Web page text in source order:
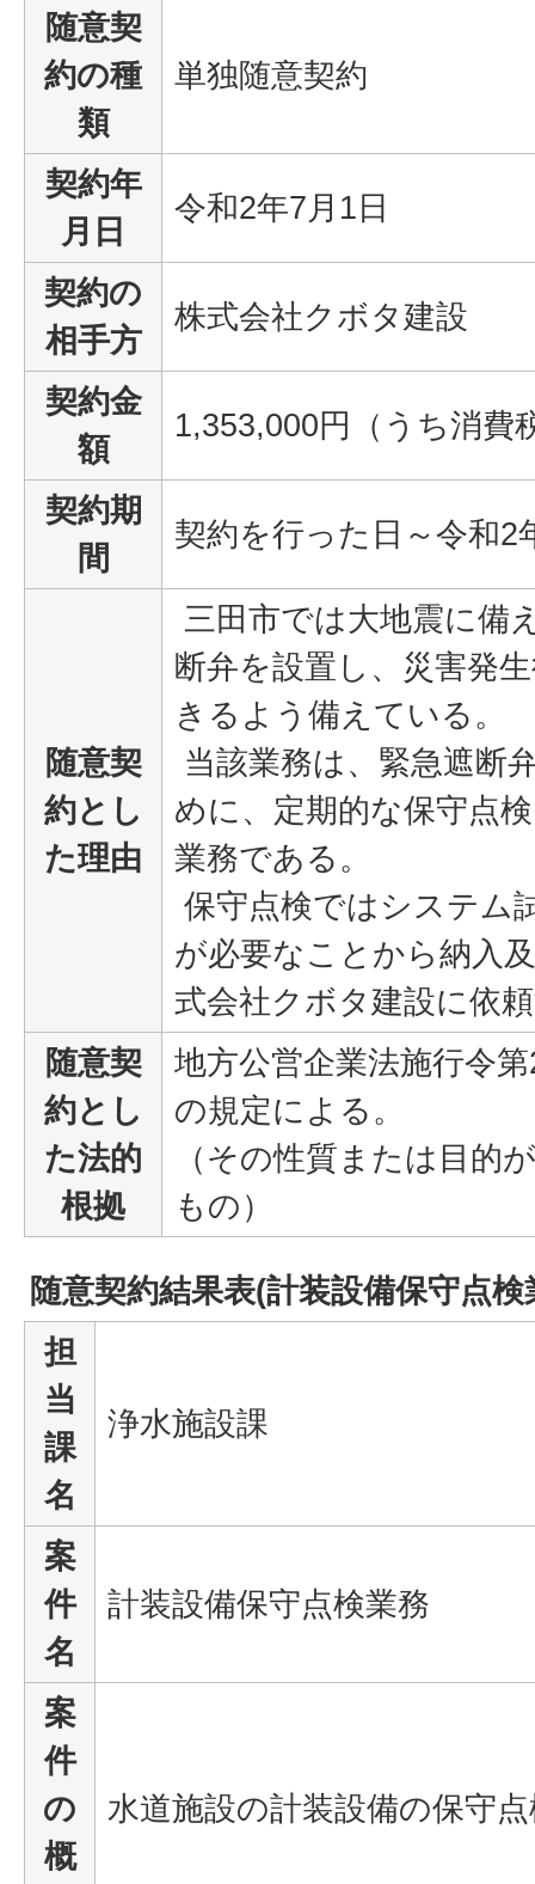
随意契
約の種
類
単独随意契約
契約年
月日
令和2年7月1日
契約の
相手方
株式会社クボタ建設
契約金
額
1,353,000円（うち消費
契約期
間
契約を行った日～令和2
随意契
約とし
た理由
三田市では大地震に備
断弁を設置し、災害発
きるよう備えている。
当該業務は、緊急遮断
めに、定期的な保守点
業務である。
保守点検ではシステム
が必要なことから納入
式会社クボタ建設に依
随意契
約とし
た法的
根拠
地方公営企業法施行令
の規定による。
（その性質または目的
もの）
随意契約結果表(計装設備保守点検
担
当
課
名
浄水施設課
案
件
名
計装設備保守点検業務
案
件
の
概
水道施設の計装設備の保守